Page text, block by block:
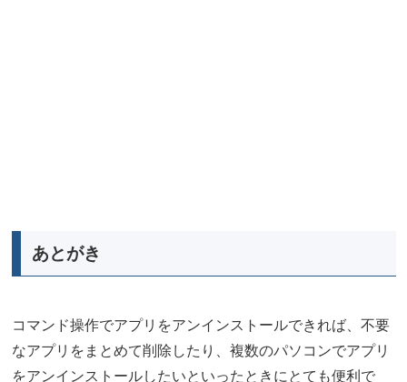
あとがき
コマンド操作でアプリをアンインストールできれば、不要
なアプリをまとめて削除したり、複数のパソコンでアプリ
をアンインストールしたいといったときにとても便利で